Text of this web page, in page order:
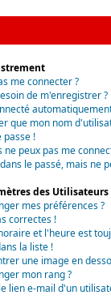
me connecter ?
de m'enregistrer ?
que mon nom
passe !
ne peux pas me
le passé, mais ne
des Utilisateurs
mes préférences ?
correctes !
et l'heure est
la liste !
une image en
mon rang ?
lien e-mail d'un